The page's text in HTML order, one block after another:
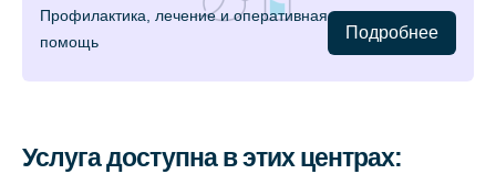
Профилактика, лечение и оперативная
помощь
Подробнее
Услуга доступна в этих центрах: